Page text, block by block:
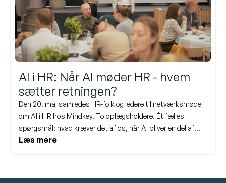
AI i HR: Når AI møder HR - hvem
sætter retningen?
Den 20. maj samledes HR-folk og ledere til netværksmøde
om AI i HR hos Mindkey. To oplægsholdere. Ét fælles
spørgsmål: hvad kræver det af os, når AI bliver en del af
måden vi arbejder på? Her er kort de vigtigste pointer fra
Læs mere